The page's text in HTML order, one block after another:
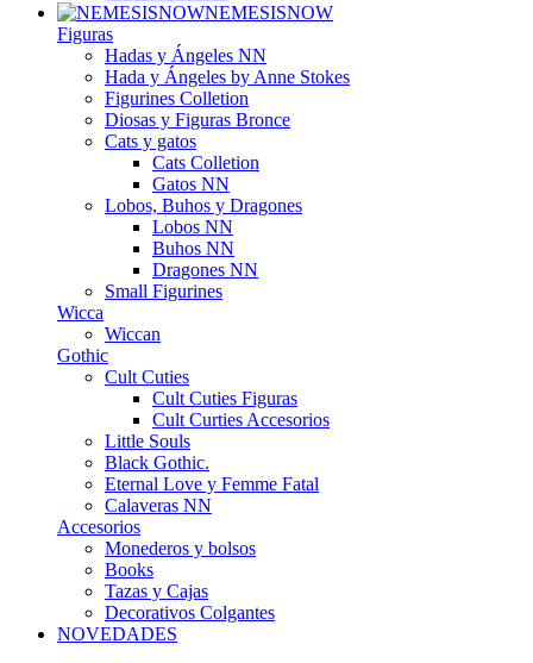
NEMESISNOW
Figuras
Hadas y Ángeles NN
Hada y Ángeles by Anne Stokes
Figurines Colletion
Diosas y Figuras Bronce
Cats y gatos
Cats Colletion
Gatos NN
Lobos, Buhos y Dragones
Lobos NN
Buhos NN
Dragones NN
Small Figurines
Wicca
Wiccan
Gothic
Cult Cuties
Cult Cuties Figuras
Cult Curties Accesorios
Little Souls
Black Gothic.
Eternal Love y Femme Fatal
Calaveras NN
Accesorios
Monederos y bolsos
Books
Tazas y Cajas
Decorativos Colgantes
NOVEDADES